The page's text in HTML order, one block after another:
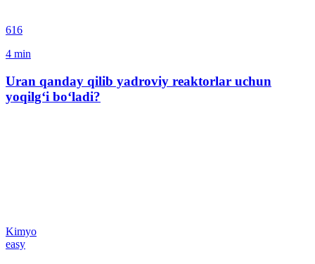
616
4 min
Uran qanday qilib yadroviy reaktorlar uchun
yoqilg‘i bo‘ladi?
Kimyo
easy